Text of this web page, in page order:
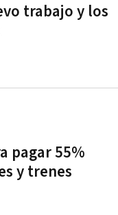
trabajo y los
pagar 55%
y trenes